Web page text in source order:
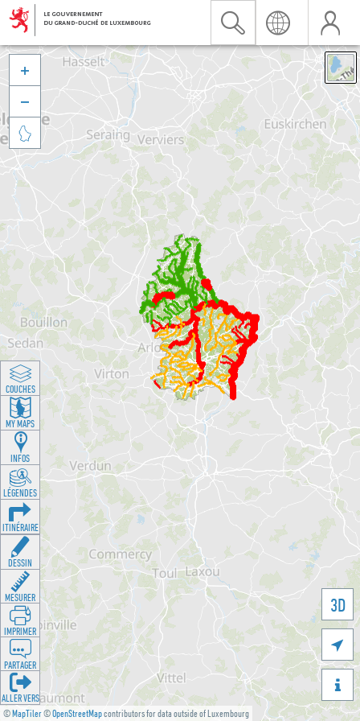
©MapTiler©OpenStreetMapcontributors for data outside of Luxembourg
3D





COUCHES
MY MAPS
INFOS
LÉGENDES
ITINÉRAIRE
DESSIN
MESURER
IMPRIMER
PARTAGER
ALLER VERS